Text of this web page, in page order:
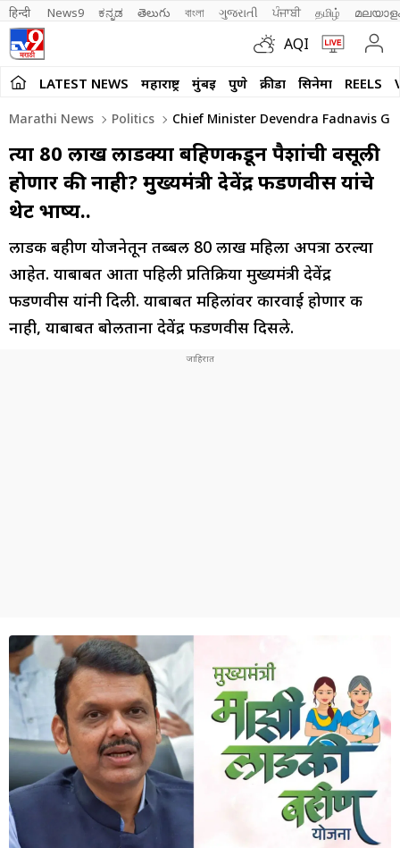
हिन्दी News9 ಕನ್ನಡ తెలుగు বাংলা ગુજરાતી ਪੰਜਾਬੀ தமிழ்
AQI
LATEST NEWS महाराष्ट्र मुंबई पुणे क्रीडा सिनेमा REELS
Marathi News Politics Chief Minister Devendra Fadnavis
त्या 80 लाख लाडक्या बहिणींकडून पैशांची वसूली
होणार की नाही? मुख्यमंत्री देवेंद्र फडणवीस यांचे
थेट भाष्य..
लाडकी बहीण योजनेतून तब्बल 80 लाख महिला अपत्रा ठरल्या
आहेत. याबाबत आता पहिली प्रतिक्रिया मुख्यमंत्री देवेंद्र
फडणवीस यांनी दिली. याबाबत महिलांवर कारवाई होणार की
नाही, याबाबत बोलताना देवेंद्र फडणवीस दिसले.